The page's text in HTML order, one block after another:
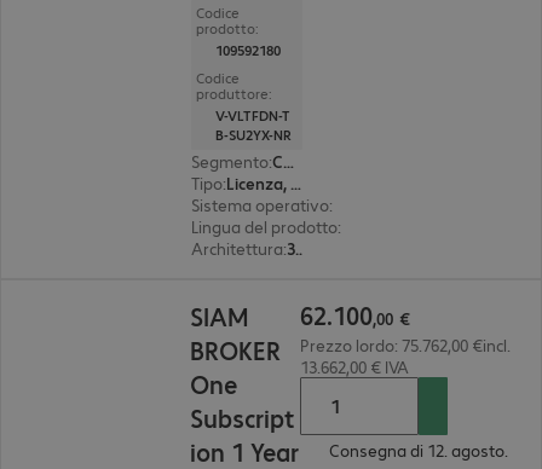
Codice
prodotto:
109592180
Codice
produttore:
V-VLTFDN-T
B-SU2YX-NR
Segmento:
Corporate
Tipo:
Licenza, perpetual
Sistema operativo:
Lingua del prodotto:
Architettura: 32 bit
SIAM
BROKER
One
Subscript
ion 1 Year
62.100,00 €
Prezzo lordo: 75.762,00 €incl.
13.662,00 € IVA
Consegna di 12. agosto.